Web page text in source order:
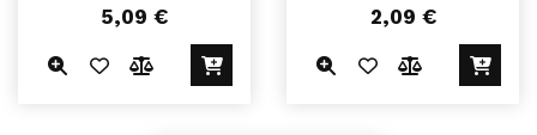
5,09 € 2,09 €